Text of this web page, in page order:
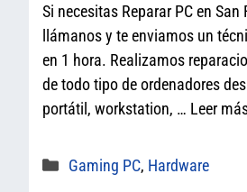
tt
er
bo
ok
ail ts
A
pp
Si necesitas Reparar PC en
llámanos y te enviamos un
en 1 hora. Realizamos
de todo tipo de ordenadores
portátil, workstation, … Leer
Categorías
Gaming PC, Hardware